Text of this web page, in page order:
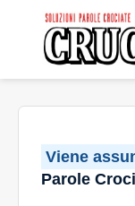
Viene
Parole